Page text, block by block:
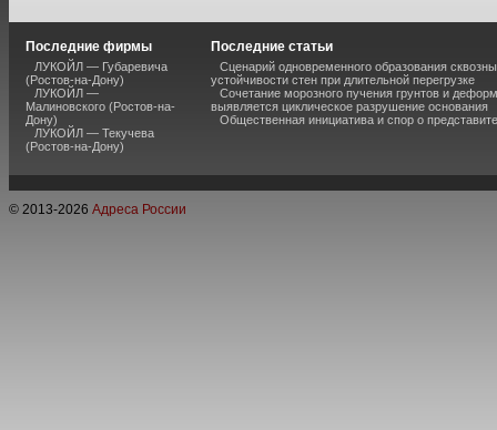
Последние фирмы
ЛУКОЙЛ — Губаревича
(Ростов-на-Дону)
ЛУКОЙЛ —
Малиновского (Ростов-на-
Дону)
ЛУКОЙЛ — Текучева
(Ростов-на-Дону)
Последние статьи
Сценарий одновременного образования
устойчивости стен при длительной перегрузке
Сочетание морозного пучения грунтов и
выявляется циклическое разрушение основания
Общественная инициатива и спор о
© 2013-2026 Адреса России